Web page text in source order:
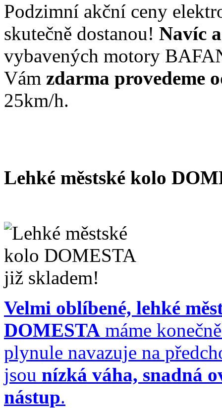
Podzimní akční ceny
skutečně dostanou! Navíc
vybavených motory
Vám zdarma provedeme
25km/h.
Lehké městské kolo
Velmi oblíbené, lehké
DOMESTA máme
plynule navazuje na
jsou nízká váha, snadná
nástup.